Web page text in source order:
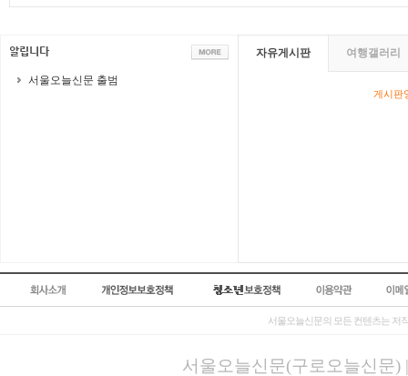
서울오늘신문 출범
자유게시판 여행갤러리
게시판
서울오늘신문의 모든 컨텐츠는 저
서울오늘신문(구로오늘신문)